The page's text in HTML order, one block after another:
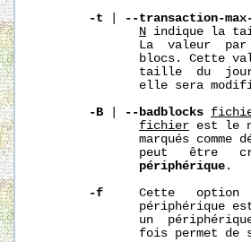
-t
--transaction-
N indique la
La  valeur
blocs. Cette
taille  du
elle sera
-B
--badblocks
fichier est le
marqués comme
peut   être
périphérique .
-f
Cette
périphérique
un
fois permet de